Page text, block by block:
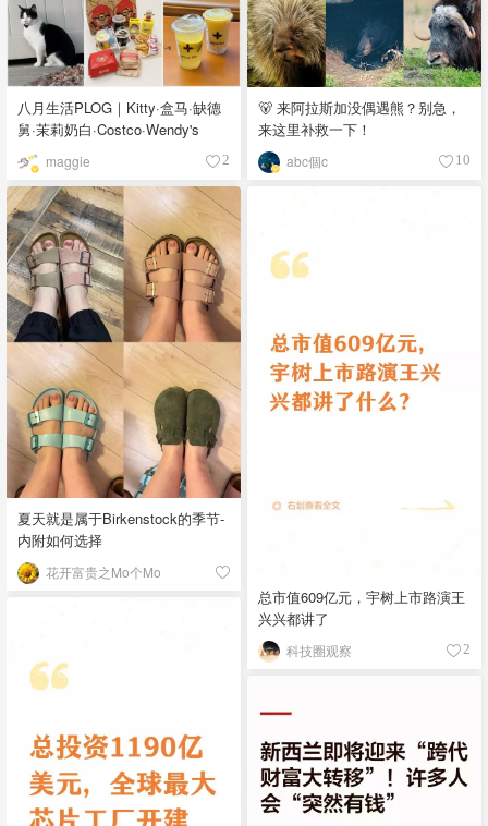
八月生活PLOG｜Kitty·盒马·缺德
舅·茉莉奶白·Costco·Wendy's
maggie 2
🐻 来阿拉斯加没偶遇熊？别急，
来这里补救一下！
abc個c 10
夏天就是属于Birkenstock的季节-
内附如何选择
花开富贵之Mo个Mo
总市值609亿元，宇树上市路演王
兴兴都讲了
科技圈观察 2